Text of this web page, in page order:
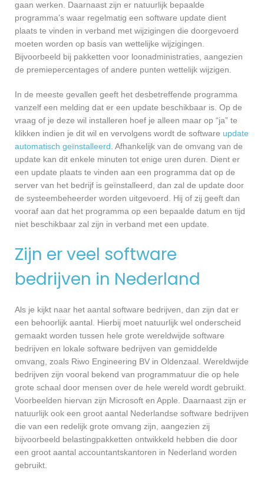
gaan werken. Daarnaast zijn er natuurlijk bepaalde
programma’s waar regelmatig een software update dient
plaats te vinden in verband met wijzigingen die doorgevoerd
moeten worden op basis van wettelijke wijzigingen.
Bijvoorbeeld bij pakketten voor loonadministraties, aangezien
de premiepercentages of andere punten wettelijk wijzigen.
In de meeste gevallen geeft het desbetreffende programma
vanzelf een melding dat er een update beschikbaar is. Op de
vraag of je deze wil installeren hoef je alleen maar op “ja” te
klikken indien je dit wil en vervolgens wordt de software update
automatisch geïnstalleerd. Afhankelijk van de omvang van de
update kan dit enkele minuten tot enige uren duren. Dient er
een update plaats te vinden aan een programma dat op de
server van het bedrijf is geïnstalleerd, dan zal de update door
de systeembeheerder worden uitgevoerd. Hij of zij geeft dan
vooraf aan dat het programma op een bepaalde datum en tijd
niet beschikbaar zal zijn in verband met een update.
Zijn er veel software
bedrijven in Nederland
Als je kijkt naar het aantal software bedrijven, dan zijn dat er
een behoorlijk aantal. Hierbij moet natuurlijk wel onderscheid
gemaakt worden tussen hele grote wereldwijde software
bedrijven en lokale software bedrijven van gemiddelde
omvang, zoals Riwo Engineering BV in Oldenzaal. Wereldwijde
bedrijven zijn vooral bekend van programmatuur die op hele
grote schaal door mensen over de hele wereld wordt gebruikt.
Voorbeelden hiervan zijn Microsoft en Apple. Daarnaast zijn er
natuurlijk ook een groot aantal Nederlandse software bedrijven
die van een redelijk grote omvang zijn, aangezien zij
bijvoorbeeld belastingpakketten ontwikkeld hebben die door
een groot aantal accountantskantoren in Nederland worden
gebruikt.